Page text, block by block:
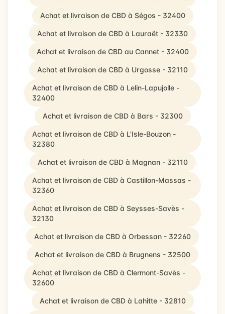
Achat et livraison de CBD à Ségos - 32400
Achat et livraison de CBD à Lauraët - 32330
Achat et livraison de CBD au Cannet - 32400
Achat et livraison de CBD à Urgosse - 32110
Achat et livraison de CBD à Lelin-Lapujolle -
32400
Achat et livraison de CBD à Bars - 32300
Achat et livraison de CBD à L'Isle-Bouzon -
32380
Achat et livraison de CBD à Magnan - 32110
Achat et livraison de CBD à Castillon-Massas -
32360
Achat et livraison de CBD à Seysses-Savès -
32130
Achat et livraison de CBD à Orbessan - 32260
Achat et livraison de CBD à Brugnens - 32500
Achat et livraison de CBD à Clermont-Savès -
32600
Achat et livraison de CBD à Lahitte - 32810